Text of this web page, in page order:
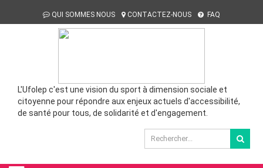
QUI SOMMES NOUS CONTACTEZ-NOUS FAQ
L'Ufolep c'est une vision du sport à dimension sociale et
citoyenne pour répondre aux enjeux actuels d'accessibilité,
de santé pour tous, de solidarité et d'engagement.